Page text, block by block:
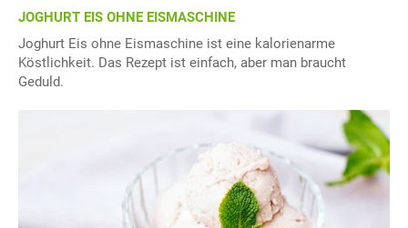
JOGHURT EIS OHNE EISMASCHINE
Joghurt Eis ohne Eismaschine ist eine kalorienarme
Köstlichkeit. Das Rezept ist einfach, aber man braucht
Geduld.